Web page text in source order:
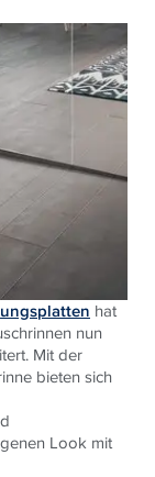
hat
nun
Mit der
bieten sich
Look mit